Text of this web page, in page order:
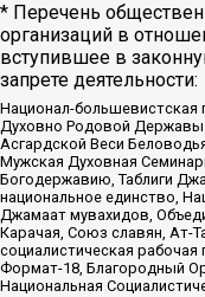
* Перечень
организаций в
вступившее в
запрете деятельности:
Национал-большевистская
Духовно Родовой Державы
Асгардской Веси
Мужская Духовная
Богодержавию, Таблиги
национальное единство,
Джамаат мувахидов,
Карачая, Союз славян, Ат-
социалистическая рабочая
Формат-18, Благородный
Национальная